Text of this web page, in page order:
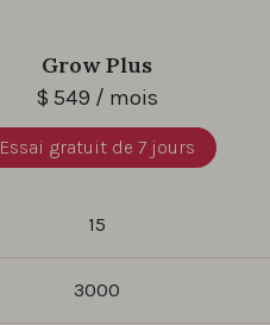
Grow Plus
$ 549 / mois
Essai gratuit de 7 jours
15
3000